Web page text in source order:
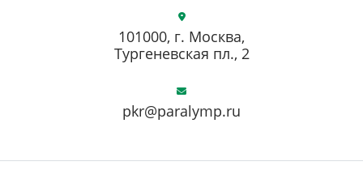
pkr@paralymp.ru
101000, г. Москва,
Тургеневская пл., 2